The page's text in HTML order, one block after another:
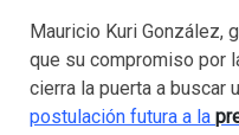
Mauricio Kuri González,
que su compromiso por
cierra la puerta a buscar
postulación futura a la